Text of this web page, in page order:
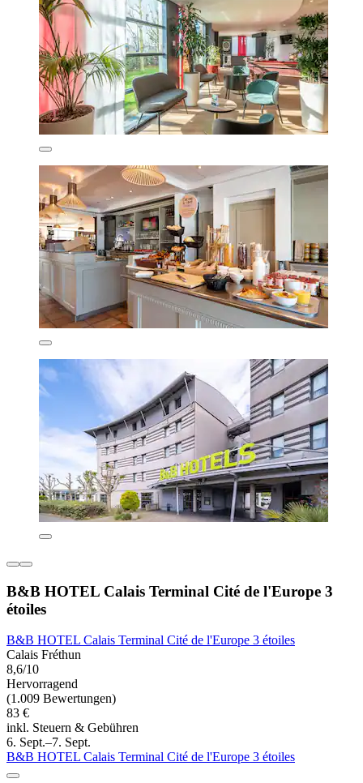
B&B HOTEL Calais Terminal Cité de l'Europe 3
étoiles
B&B HOTEL Calais Terminal Cité de l'Europe 3 étoiles
Calais Fréthun
8,6/10
Hervorragend
(1.009 Bewertungen)
83 €
inkl. Steuern & Gebühren
6. Sept.–7. Sept.
B&B HOTEL Calais Terminal Cité de l'Europe 3 étoiles